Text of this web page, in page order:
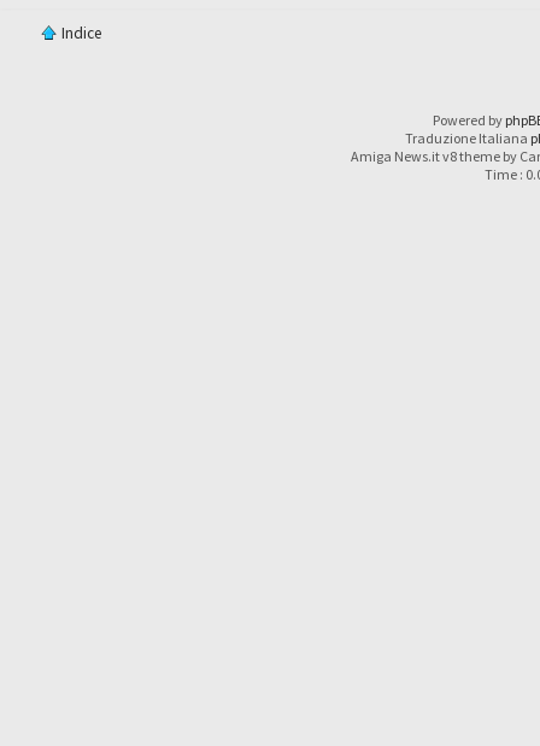
Indice
Powered by
Traduzione Italiana
Amiga News.it v8 theme by
Time :